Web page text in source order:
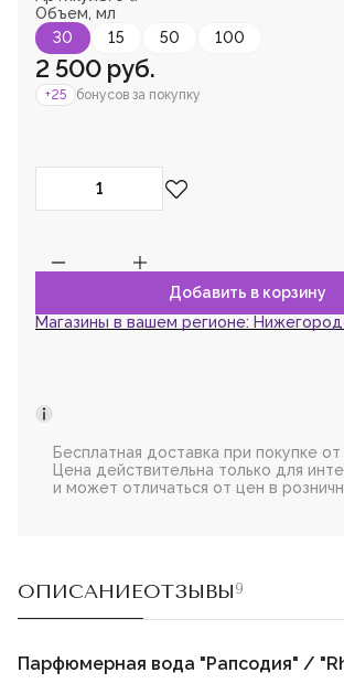
Объем, мл
30
15 50 100
2 500 руб.
+25 бонусов за покупку
зарегистрируйтесь,
Магазины в вашем регионе:
Бесплатная доставка при покупке
Цена действительна только для
и может отличаться от цен в
ОПИСАНИЕОТЗЫВЫ9
Парфюмерная вода "Рапсодия" /